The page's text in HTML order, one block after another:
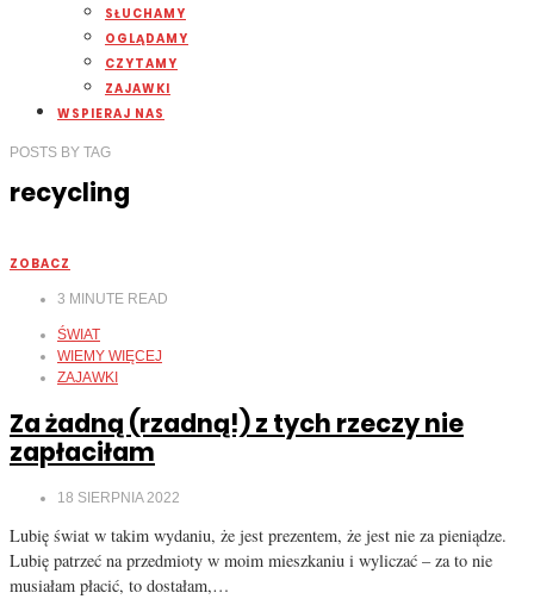
SŁUCHAMY
OGLĄDAMY
CZYTAMY
ZAJAWKI
WSPIERAJ NAS
POSTS BY TAG
recycling
ZOBACZ
3 MINUTE READ
ŚWIAT
WIEMY WIĘCEJ
ZAJAWKI
Za żadną (rzadną!) z tych rzeczy nie
zapłaciłam
18 SIERPNIA 2022
Lubię świat w takim wydaniu, że jest prezentem, że jest nie za pieniądze.
Lubię patrzeć na przedmioty w moim mieszkaniu i wyliczać – za to nie
musiałam płacić, to dostałam,…